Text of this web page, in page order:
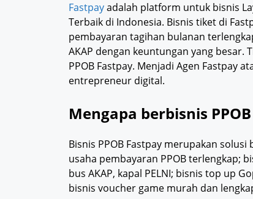
Fastpayadalah platform untuk bisnis
Terbaik di Indonesia. Bisnis tiket di
pembayaran tagihan bulanan
AKAP dengan keuntungan yang besar.
PPOB Fastpay. Menjadi Agen Fastpay
entrepreneur digital.
Mengapa berbisnis
Bisnis PPOB Fastpay merupakan
usaha pembayaran PPOB terlengkap;
bus AKAP, kapal PELNI; bisnis top up
bisnis voucher game murah dan